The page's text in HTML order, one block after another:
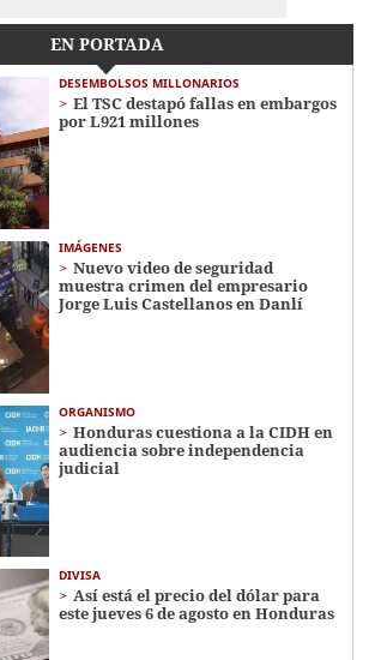
EN PORTADA
DESEMBOLSOS MILLONARIOS
El TSC destapó fallas en embargos
por L921 millones
IMÁGENES
Nuevo video de seguridad
muestra crimen del empresario
Jorge Luis Castellanos en Danlí
ORGANISMO
Honduras cuestiona a la CIDH en
audiencia sobre independencia
judicial
DIVISA
Así está el precio del dólar para
este jueves 6 de agosto en Honduras